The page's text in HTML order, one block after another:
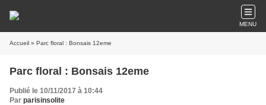
MENU
Accueil » Parc floral : Bonsais 12eme
Parc floral : Bonsais 12eme
Publié le 10/11/2017 à 10:44
Par parisinsolite